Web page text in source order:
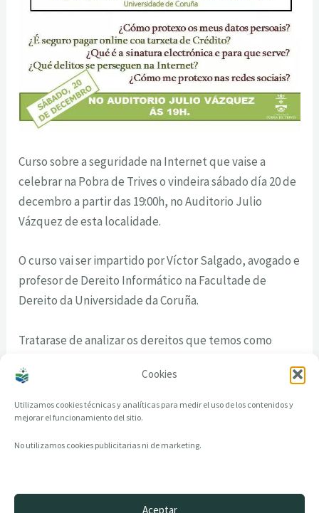
Cookies
Utilizamos cookies técnicas y analíticas para medir el uso de los contenidos y
mejorar el funcionamiento del sitio.
No utilizamos cookies publicitarias ni de marketing.
Aceptar
Curso sobre a seguridade na Internet que vaise a
celebrar na Pobra de Trives o vindeira sábado día 20 de
decembro a partir das 19:00h, no Auditorio Julio
Vázquez de esta localidade.
O curso vai ser impartido por Víctor Salgado, avogado e
profesor de Dereito Informático na Facultade de
Dereito da Universidade da Coruña.
Tratarase de analizar os dereitos que temos como
sociais.